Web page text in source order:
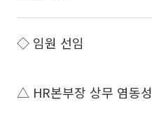
◇ 임원 선임
△ HR본부장 상무 염동성